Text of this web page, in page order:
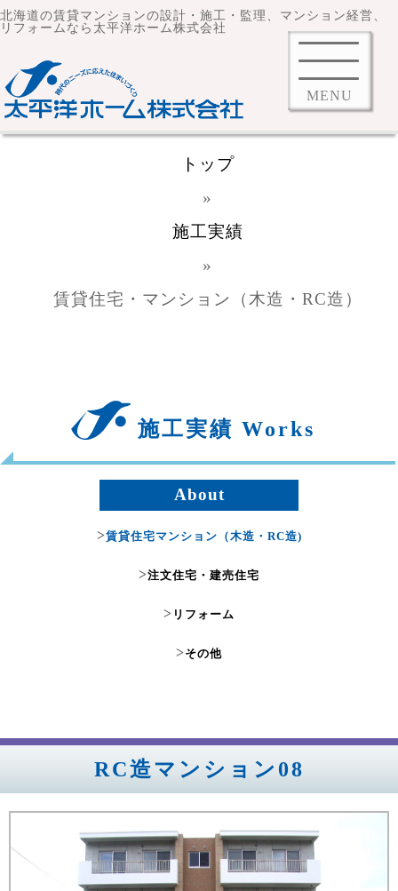
北海道の賃貸マンションの設計・施工・監理、マンション経営、
リフォームなら太平洋ホーム株式会社
MENU
トップ
»
施工実績
»
賃貸住宅・マンション（木造・RC造）
施工実績 Works
About
>賃貸住宅マンション（木造・RC造)
>注文住宅・建売住宅
> リフォーム
>その他
RC造マンション08